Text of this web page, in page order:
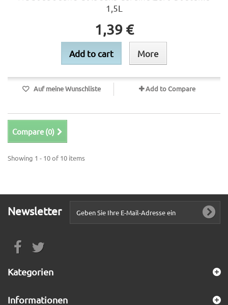
1,5L
1,39 €
Add to cart More
Auf meine Wunschliste Add to Compare
Compare (0)
Showing 1 - 10 of 10 items
Newsletter
Kategorien
Informationen